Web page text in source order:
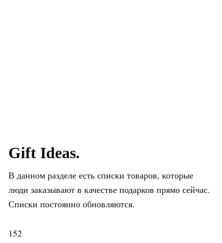
Gift Ideas.
В данном разделе есть списки товаров, которые
люди заказывают в качестве подарков прямо сейчас.
Списки постоянно обновляются.
152